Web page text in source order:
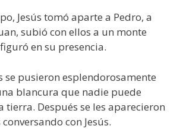
Jesús tomó aparte a Pedro, a
subió con ellos a un monte
en su presencia.
se pusieron esplendorosamente
blancura que nadie puede
tierra. Después se les aparecieron
con Jesús.